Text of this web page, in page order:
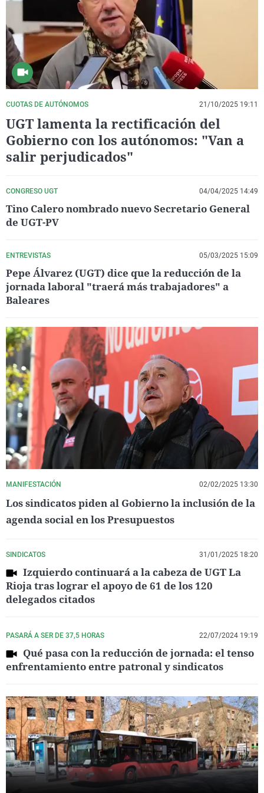
La rosa de los vientos
Gente viajera
Como el perro y el
Caso
Retornados
Equipo de
Operación Viuda
Extremadura
Galicia
La Rioja
Navarra
País Vasco
Virales
Televisión
Elecciones
CUOTAS DE AUTÓNOMOS 21/10/2025 19:11
UGT lamenta la rectificación del
Gobierno con los autónomos: "Van a
salir perjudicados"
CONGRESO UGT 04/04/2025 14:49
Tino Calero nombrado nuevo Secretario General
de UGT-PV
ENTREVISTAS 05/03/2025 15:09
Pepe Álvarez (UGT) dice que la reducción de la
jornada laboral "traerá más trabajadores" a
Baleares
MANIFESTACIÓN 02/02/2025 13:30
Los sindicatos piden al Gobierno la inclusión de la
agenda social en los Presupuestos
SINDICATOS 31/01/2025 18:20
Izquierdo continuará a la cabeza de UGT La
Rioja tras lograr el apoyo de 61 de los 120
delegados citados
PASARÁ A SER DE 37,5 HORAS 22/07/2024 19:19
Qué pasa con la reducción de jornada: el tenso
enfrentamiento entre patronal y sindicatos